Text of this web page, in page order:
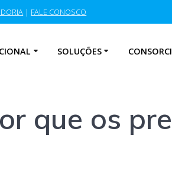
| FALE CONOSCO
SOLUÇÕES
que os